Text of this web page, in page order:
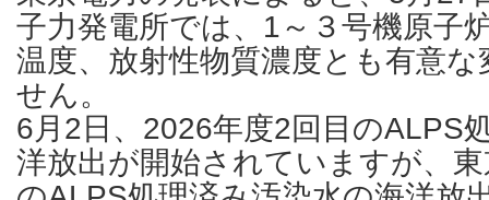
子力発電所では、1～３号機原子
温度、放射性物質濃度とも有意
せん。
6月2日、2026年度2回目のALPS
洋放出が開始されていますが、